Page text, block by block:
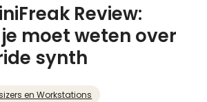
Review:
moet weten over
synth
en Workstations